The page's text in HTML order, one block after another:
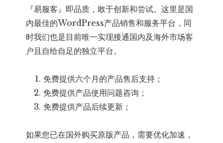
『易服客』即品质，敢于创新和尝试。这里是国
内最佳的WordPress产品销售和服务平台，同
时我们也是目前唯一实现接通国内及海外市场客
户且自给自足的独立平台。
免费提供六个月的产品售后支持；
免费提供产品使用问题咨询；
免费提供产品后续更新；
如果您已在国外购买原版产品，需要优化加速，